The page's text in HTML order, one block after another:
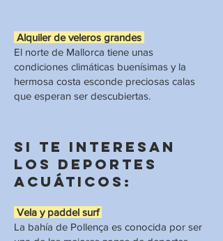
Alquiler de veleros grandes
El norte de Mallorca tiene unas
condiciones climáticas buenísimas y la
hermosa costa esconde preciosas calas
que esperan ser descubiertas.
Si te interesan
los deportes
acuáticos:
Vela y paddel surf
La bahía de Pollença es conocida por ser